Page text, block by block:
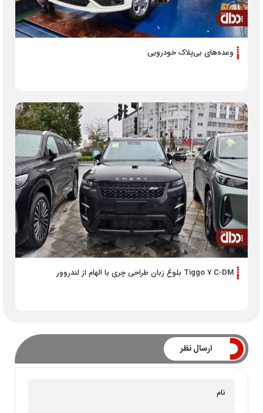
وعده‌های بی‌پلاک خودرویی
Tiggo 7 C-DM بلوغ زبان طراحی چری با الهام از لندروور
ارسال نظر